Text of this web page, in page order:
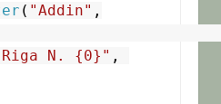
( "Addin" ,
N. {0}" ,